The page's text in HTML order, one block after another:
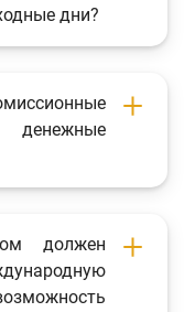
дни?
денежные
должен